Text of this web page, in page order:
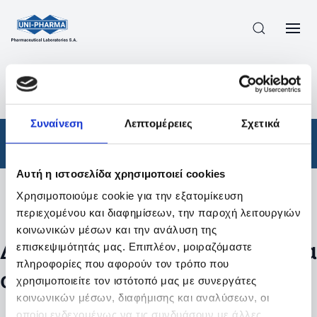
Συναίνεση Λεπτομέρειες Σχετικά
Αυτή η ιστοσελίδα χρησιμοποιεί cookies
Χρησιμοποιούμε cookie για την εξατομίκευση
περιεχομένου και διαφημίσεων, την παροχή λειτουργιών
κοινωνικών μέσων και την ανάλυση της
επισκεψιμότητάς μας. Επιπλέον, μοιραζόμαστε
πληροφορίες που αφορούν τον τρόπο που
χρησιμοποιείτε τον ιστότοπό μας με συνεργάτες
κοινωνικών μέσων, διαφήμισης και αναλύσεων, οι
οποίοι ενδεχομένως να τις συνδυάσουν με άλλες
ΠΡΟΪΟΝΤΑ
ΑΠΟΤΕΛΕΣΜΑΤΑ ΑΝΑΖΗΤΗΣΗΣ
Φάρμακα
Φίλτρα
Δεν βρέθηκαν προϊόντα με τα
συγκεκριμένα φίλτρα